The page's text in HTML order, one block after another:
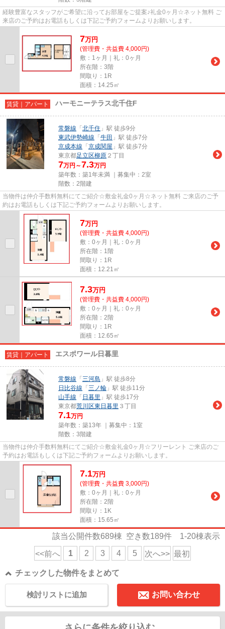
経験豊富なスタッフがご希望に沿ってお部屋をご提案♪礼金0ヶ月☆ネット無料 ご
来店のご予約はお電話もしくは下記ご予約フォームよりお願いします。
7万円
(管理費・共益費 4,000円)
敷：1ヶ月｜礼：0ヶ月
所在階：3階
間取り：1R
面積：14.25㎡
賃貸｜アパート ハーモニーテラス北千住F
常磐線 「 北千住 」駅 徒歩9分
東武伊勢崎線 「 牛田 」駅 徒歩7分
京成本線 「 京成関屋 」駅 徒歩7分
東京都足立区柳原 ２丁目
7万円～7.3万円
築年数：築1年未満 ｜募集中： 2室
階数：2階建
当物件は仲介手数料無料にてご紹介☆敷金礼金0ヶ月☆ネット無料 ご来店のご予
約はお電話もしくは下記ご予約フォームよりお願いします。
7万円
(管理費・共益費 4,000円)
敷：0ヶ月｜礼：0ヶ月
所在階：1階
間取り：1R
面積：12.21㎡
7.3万円
(管理費・共益費 4,000円)
敷：0ヶ月｜礼：0ヶ月
所在階：2階
間取り：1R
面積：12.65㎡
賃貸｜アパート エスポワール日暮里
常磐線 「 三河島 」駅 徒歩8分
日比谷線 「 三ノ輪 」駅 徒歩11分
山手線 「 日暮里 」駅 徒歩17分
東京都荒川区東日暮里 ３丁目
7.1万円
築年数：築13年 ｜募集中： 1室
階数：3階建
当物件は仲介手数料無料にてご紹介☆敷金礼金0ヶ月☆フリーレント ご来店のご
予約はお電話もしくは下記ご予約フォームよりお願いします。
7.1万円
(管理費・共益費 3,000円)
敷：0ヶ月｜礼：0ヶ月
所在階：2階
間取り：1K
面積：15.65㎡
該当公開件数689棟 空き数189件 1-20棟表示
<<前へ 1 2 3 4 5 次へ>> 最初
チェックした物件をまとめて
お問い合わせ
検討リストに追加